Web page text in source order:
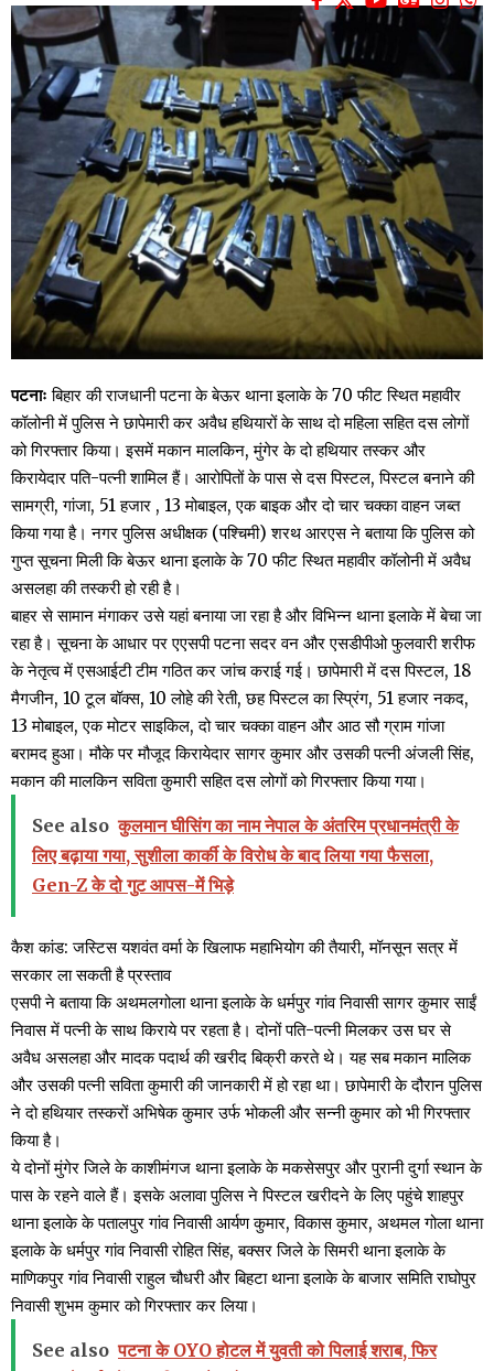
पटनाः बिहार की राजधानी पटना के बेऊर थाना इलाके के 70 फीट स्थित महावीर
कॉलोनी में पुलिस ने छापेमारी कर अवैध हथियारों के साथ दो महिला सहित दस लोगों
को गिरफ्तार किया। इसमें मकान मालकिन, मुंगेर के दो हथियार तस्कर और
किरायेदार पति-पत्नी शामिल हैं। आरोपितों के पास से दस पिस्टल, पिस्टल बनाने की
सामग्री, गांजा, 51 हजार , 13 मोबाइल, एक बाइक और दो चार चक्का वाहन जब्त
किया गया है। नगर पुलिस अधीक्षक (पश्चिमी) शरथ आरएस ने बताया कि पुलिस को
गुप्त सूचना मिली कि बेऊर थाना इलाके के 70 फीट स्थित महावीर कॉलोनी में अवैध
असलहा की तस्करी हो रही है।
बाहर से सामान मंगाकर उसे यहां बनाया जा रहा है और विभिन्न थाना इलाके में बेचा जा
रहा है। सूचना के आधार पर एएसपी पटना सदर वन और एसडीपीओ फुलवारी शरीफ
के नेतृत्व में एसआईटी टीम गठित कर जांच कराई गई। छापेमारी में दस पिस्टल, 18
मैगजीन, 10 टूल बॉक्स, 10 लोहे की रेती, छह पिस्टल का स्प्रिंग, 51 हजार नकद,
13 मोबाइल, एक मोटर साइकिल, दो चार चक्का वाहन और आठ सौ ग्राम गांजा
बरामद हुआ। मौके पर मौजूद किरायेदार सागर कुमार और उसकी पत्नी अंजली सिंह,
मकान की मालकिन सविता कुमारी सहित दस लोगों को गिरफ्तार किया गया।
See also कुलमान घीसिंग का नाम नेपाल के अंतरिम प्रधानमंत्री के
लिए बढ़ाया गया, सुशीला कार्की के विरोध के बाद लिया गया फैसला,
Gen-Z के दो गुट आपस-में भिड़े
कैश कांड: जस्टिस यशवंत वर्मा के खिलाफ महाभियोग की तैयारी, मॉनसून सत्र में
सरकार ला सकती है प्रस्ताव
एसपी ने बताया कि अथमलगोला थाना इलाके के धर्मपुर गांव निवासी सागर कुमार साईं
निवास में पत्नी के साथ किराये पर रहता है। दोनों पति-पत्नी मिलकर उस घर से
अवैध असलहा और मादक पदार्थ की खरीद बिक्री करते थे। यह सब मकान मालिक
और उसकी पत्नी सविता कुमारी की जानकारी में हो रहा था। छापेमारी के दौरान पुलिस
ने दो हथियार तस्करों अभिषेक कुमार उर्फ भोकली और सन्नी कुमार को भी गिरफ्तार
किया है।
ये दोनों मुंगेर जिले के काशीमंगज थाना इलाके के मकसेसपुर और पुरानी दुर्गा स्थान के
पास के रहने वाले हैं। इसके अलावा पुलिस ने पिस्टल खरीदने के लिए पहुंचे शाहपुर
थाना इलाके के पतालपुर गांव निवासी आर्यण कुमार, विकास कुमार, अथमल गोला थाना
इलाके के धर्मपुर गांव निवासी रोहित सिंह, बक्सर जिले के सिमरी थाना इलाके के
माणिकपुर गांव निवासी राहुल चौधरी और बिहटा थाना इलाके के बाजार समिति राघोपुर
निवासी शुभम कुमार को गिरफ्तार कर लिया।
See also पटना के OYO होटल में युवती को पिलाई शराब, फिर